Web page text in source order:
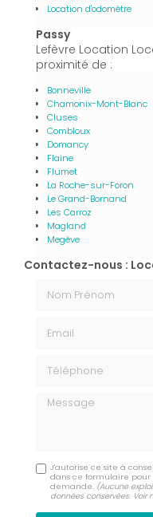
Location d'odomètre
Passy
Lefèvre Location
proximité de :
Bonneville
Chamonix-Mont-Blanc
Cluses
Combloux
Domancy
Flaine
Flumet
La Roche-sur-Foron
Le Grand-Bornand
Les Carroz
Magland
Megève
Contactez-nous :
Message
J'autorise ce site à
dans ce formulaire
demande. (Aucune
données conservées. Voir